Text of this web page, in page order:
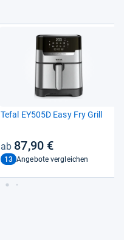
Tefal EY505D Easy Fry Grill
87,90 €
13 Angebote vergleichen